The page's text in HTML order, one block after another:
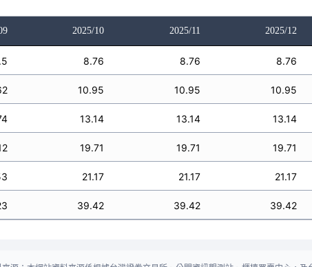
2025/10 2025/11 2025/12
8.76 8.76 8.76
10.95 10.95 10.95
13.14 13.14 13.14
19.71 19.71 19.71
21.17 21.17 21.17
39.42 39.42 39.42